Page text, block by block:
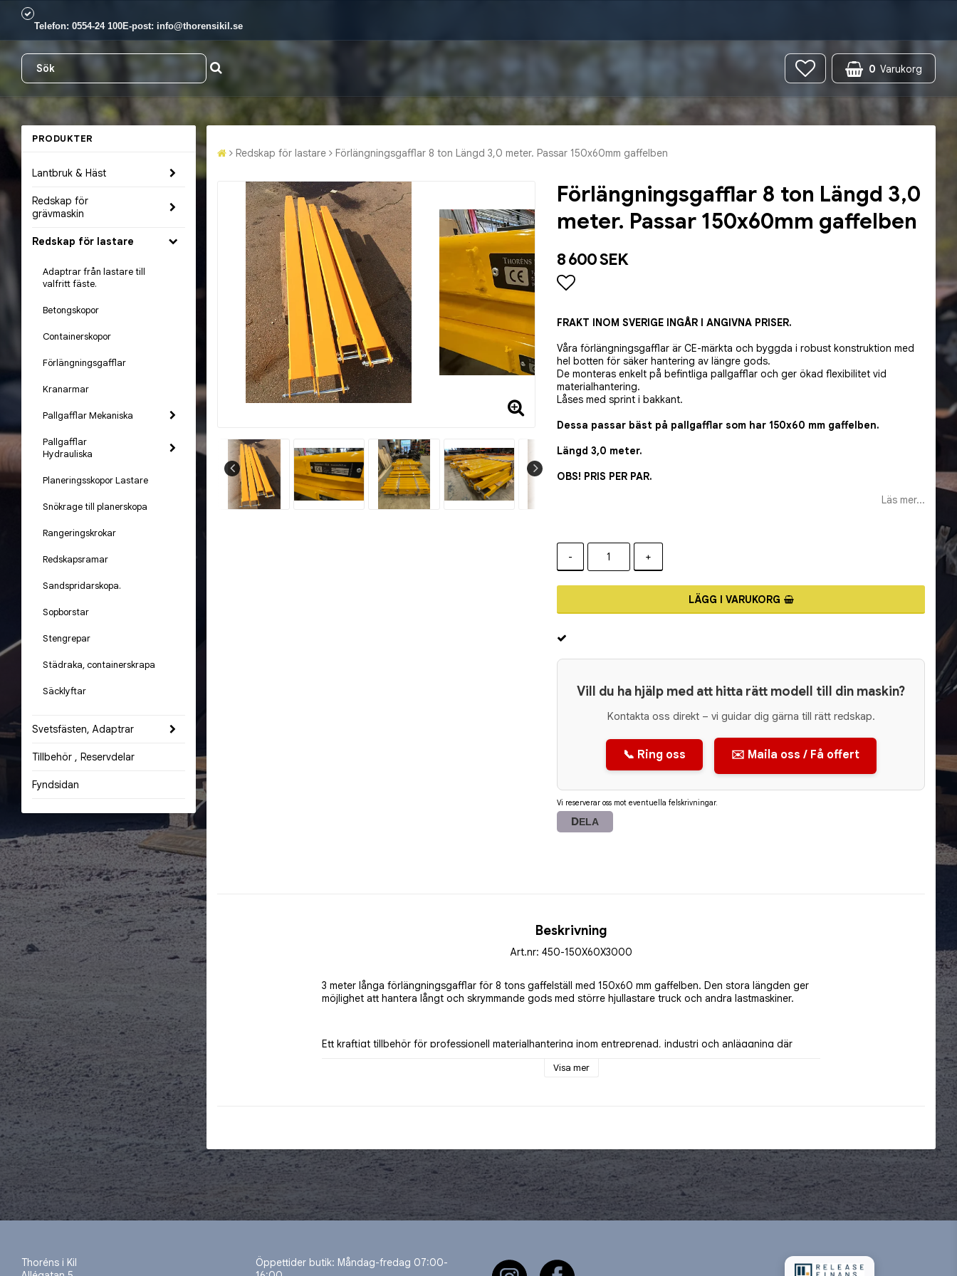
Telefon: 0554-24 100E-post: info@thorensikil.se
0 Varukorg
PRODUKTER
Lantbruk & Häst
Redskap för
grävmaskin
Redskap för lastare
Adaptrar från lastare till
valfritt fäste.
Betongskopor
Containerskopor
Förlängningsgafflar
Kranarmar
Pallgafflar Mekaniska
Pallgafflar
Hydrauliska
Planeringsskopor Lastare
Snökrage till planerskopa
Rangeringskrokar
Redskapsramar
Sandspridarskopa.
Sopborstar
Stengrepar
Städraka, containerskrapa
Säcklyftar
Svetsfästen, Adaptrar
Tillbehör , Reservdelar
Fyndsidan
Redskap för lastare Förlängningsgafflar 8 ton Längd 3,0 meter. Passar 150x60mm gaffelben
Förlängningsgafflar 8 ton Längd 3,0
meter. Passar 150x60mm gaffelben
8 600 SEK
FRAKT INOM SVERIGE INGÅR I ANGIVNA PRISER.
Våra förlängningsgafflar är CE-märkta och byggda i robust konstruktion med
hel botten för säker hantering av längre gods.
De monteras enkelt på befintliga pallgafflar och ger ökad flexibilitet vid
materialhantering.
Låses med sprint i bakkant.
Dessa passar bäst på pallgafflar som har 150x60 mm gaffelben.
Längd 3,0 meter.
OBS! PRIS PER PAR.
Läs mer...
- +
LÄGG I VARUKORG
Vill du ha hjälp med att hitta rätt modell till din maskin?
Kontakta oss direkt – vi guidar dig gärna till rätt redskap.
📞 Ring oss ✉️ Maila oss / Få offert
Vi reserverar oss mot eventuella felskrivningar.
DELA
Beskrivning
Art.nr: 450-150X60X3000
3 meter långa förlängningsgafflar för 8 tons gaffelställ med 150x60 mm gaffelben. Den stora längden ger
möjlighet att hantera långt och skrymmande gods med större hjullastare truck och andra lastmaskiner.
Ett kraftigt tillbehör för professionell materialhantering inom entreprenad, industri och anläggning där
Visa mer
Thoréns i Kil
Öppettider butik: Måndag-fredag 07:00-